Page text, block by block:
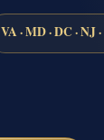
VA · MD · DC · NJ